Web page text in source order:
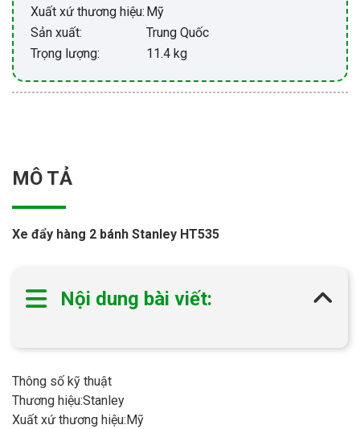
Xuất xứ thương hiệu: Mỹ
Sản xuất:
Trung Quốc
Trọng lượng:
11.4 kg
MÔ TẢ
Xe đẩy hàng 2 bánh Stanley HT535
Nội dung bài viết:
Thông số kỹ thuật
Thương hiệu:Stanley
Xuất xứ thương hiệu:Mỹ